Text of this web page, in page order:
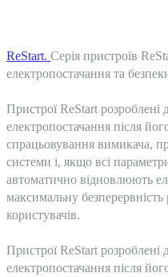
ReStart. Серія пристроїв
електропостачання та
Пристрої ReStart розроблені
електропостачання після
спрацьовування вимикача,
системи і, якщо всі
автоматично відновлюють
максимальну безперервність
користувачів.
Пристрої ReStart розроблені
електропостачання після